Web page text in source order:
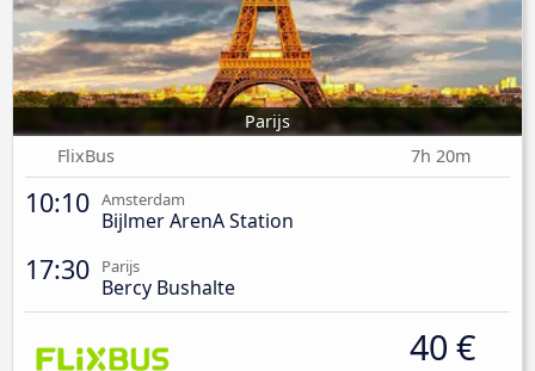
Parijs
FlixBus
7h 20m
10:10 Amsterdam
Bijlmer ArenA Station
17:30 Parijs
Bercy Bushalte
40 €